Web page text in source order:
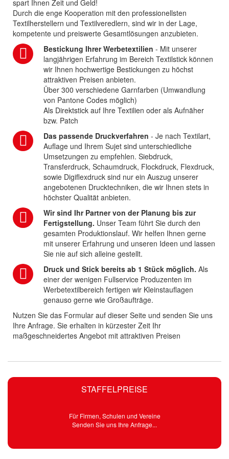
STAFFELPREISE
Für Firmen, Schulen und Vereine
Senden Sie uns Ihre Anfrage...
spart Ihnen Zeit und Geld!
Durch die enge Kooperation mit den professionellsten
Textilherstellern und Textilveredlern, sind wir in der Lage,
kompetente und preiswerte Gesamtlösungen anzubieten.
Bestickung Ihrer Werbetextilien - Mit unserer
langjährigen Erfahrung im Bereich Textilstick können
wir Ihnen hochwertige Bestickungen zu höchst
attraktiven Preisen anbieten.
Über 300 verschiedene Garnfarben (Umwandlung
von Pantone Codes möglich)
Als Direktstick auf Ihre Textilien oder als Aufnäher
bzw. Patch
Das passende Druckverfahren - Je nach Textilart,
Auflage und Ihrem Sujet sind unterschiedliche
Umsetzungen zu empfehlen. Siebdruck,
Transferdruck, Schaumdruck, Flockdruck, Flexdruck,
sowie Digiflexdruck sind nur ein Auszug unserer
angebotenen Drucktechniken, die wir Ihnen stets in
höchster Qualität anbieten.
Wir sind Ihr Partner von der Planung bis zur
Fertigstellung. Unser Team führt Sie durch den
gesamten Produktionslauf. Wir helfen Ihnen gerne
mit unserer Erfahrung und unseren Ideen und lassen
Sie nie auf sich alleine gestellt.
Druck und Stick bereits ab 1 Stück möglich. Als
einer der wenigen Fullservice Produzenten im
Werbetextilbereich fertigen wir Kleinstauflagen
genauso gerne wie Großaufträge.
Nutzen Sie das Formular auf dieser Seite und senden Sie uns
Ihre Anfrage. Sie erhalten in kürzester Zeit Ihr
maßgeschneidertes Angebot mit attraktiven Preisen